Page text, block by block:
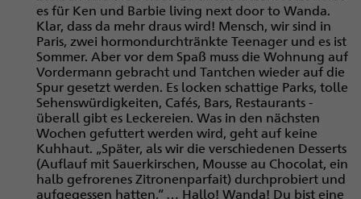
es für Ken und Barbie living next door to Wanda.
Klar, dass da mehr draus wird! Mensch, wir sind in
Paris, zwei hormondurchtränkte Teenager und es ist
Sommer. Aber vor dem Spaß muss die Wohnung auf
Vordermann gebracht und Tantchen wieder auf die
Spur gesetzt werden. Es locken schattige Parks, tolle
Sehenswürdigkeiten, Cafés, Bars, Restaurants -
überall gibt es Leckereien. Was in den nächsten
Wochen gefuttert werden wird, geht auf keine
Kuhhaut. „Später, als wir die verschiedenen Desserts
(Auflauf mit Sauerkirschen, Mousse au Chocolat, ein
halb gefrorenes Zitronenparfait) durchprobiert und
aufgegessen hatten,“ … Hallo! Wanda! Du bist eine